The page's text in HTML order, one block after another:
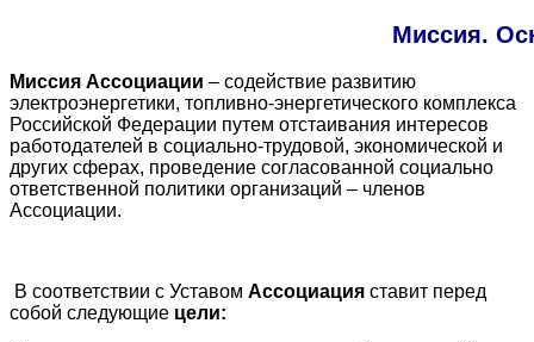
Миссия.
Миссия Ассоциации – содействие развитию
электроэнергетики, топливно-энергетического комплекса
Российской Федерации путем отстаивания интересов
работодателей в социально-трудовой, экономической и
других сферах, проведение согласованной социально
ответственной политики организаций – членов
Ассоциации.
В соответствии с Уставом Ассоциация ставит перед
собой следующие цели: